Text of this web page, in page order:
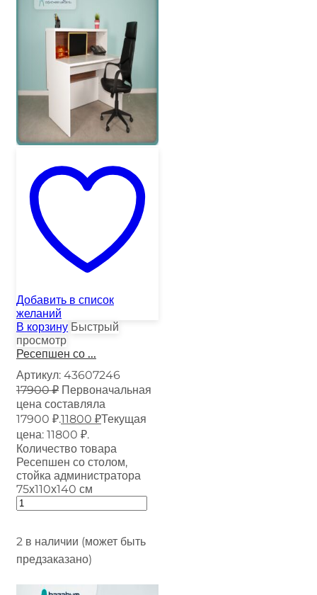
Добавить в список
желаний
В корзину Быстрый
просмотр
Ресепшен со ...
Артикул: 43607246
17900₽ Первоначальная
цена составляла
17900 ₽.11800 ₽Текущая
цена: 11800 ₽.
Количество товара
Ресепшен со столом,
стойка администратора
75х110х140 см
2 в наличии (может быть
предзаказано)